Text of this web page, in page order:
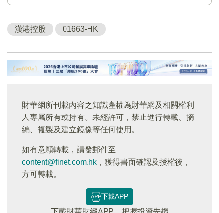
漢港控股 01663-HK
財華網所刊載內容之知識產權為財華網及相關權利
人專屬所有或持有。未經許可，禁止進行轉載、摘
編、複製及建立鏡像等任何使用。
如有意願轉載，請發郵件至
content@finet.com.hk ，獲得書面確認及授權後，
方可轉載。
下載APP
下載財華財經APP，把握投資先機